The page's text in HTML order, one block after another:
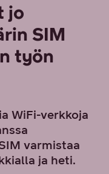
jo
SIM
työn
WiFi-verkkoja
varmistaa
ja heti.